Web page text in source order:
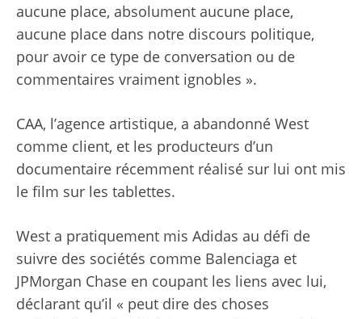
aucune place, absolument aucune place,
aucune place dans notre discours politique,
pour avoir ce type de conversation ou de
commentaires vraiment ignobles ».
CAA, l’agence artistique, a abandonné West
comme client, et les producteurs d’un
documentaire récemment réalisé sur lui ont mis
le film sur les tablettes.
West a pratiquement mis Adidas au défi de
suivre des sociétés comme Balenciaga et
JPMorgan Chase en coupant les liens avec lui,
déclarant qu’il « peut dire des choses